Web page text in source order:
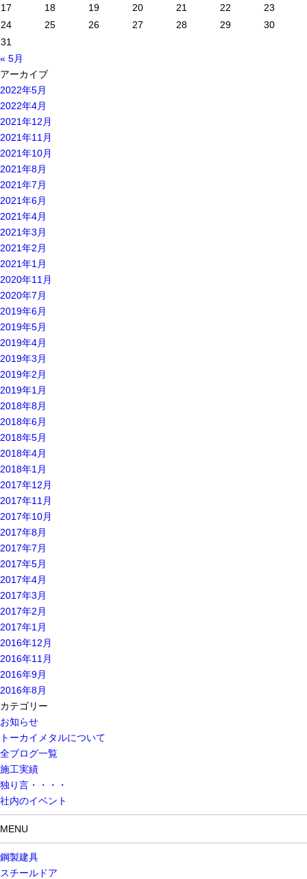
17
18 19 20 21 22
23
24
25 26 27 28 29
30
31
« 5月
アーカイブ
2022年5月
2022年4月
2021年12月
2021年11月
2021年10月
2021年8月
2021年7月
2021年6月
2021年4月
2021年3月
2021年2月
2021年1月
2020年11月
2020年7月
2019年6月
2019年5月
2019年4月
2019年3月
2019年2月
2019年1月
2018年8月
2018年6月
2018年5月
2018年4月
2018年1月
2017年12月
2017年11月
2017年10月
2017年8月
2017年7月
2017年5月
2017年4月
2017年3月
2017年2月
2017年1月
2016年12月
2016年11月
2016年9月
2016年8月
カテゴリー
お知らせ
トーカイメタルについて
全ブログ一覧
施工実績
独り言・・・・
社内のイベント
MENU
鋼製建具
スチールドア